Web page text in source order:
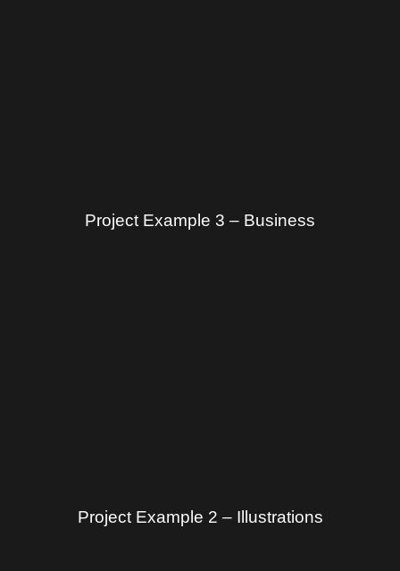
Project Example 3 – Business
Project Example 2 – Illustrations